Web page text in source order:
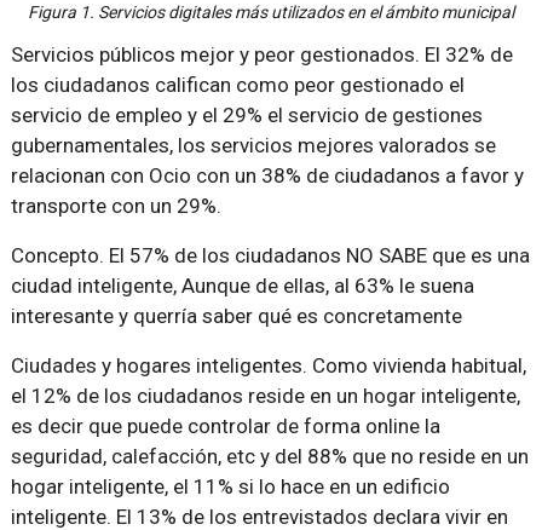
Figura 1. Servicios digitales más utilizados en el ámbito municipal
Servicios públicos mejor y peor gestionados. El 32% de
los ciudadanos califican como peor gestionado el
servicio de empleo y el 29% el servicio de gestiones
gubernamentales, los servicios mejores valorados se
relacionan con Ocio con un 38% de ciudadanos a favor y
transporte con un 29%.
Concepto. El 57% de los ciudadanos NO SABE que es una
ciudad inteligente, Aunque de ellas, al 63% le suena
interesante y querría saber qué es concretamente
Ciudades y hogares inteligentes. Como vivienda habitual,
el 12% de los ciudadanos reside en un hogar inteligente,
es decir que puede controlar de forma online la
seguridad, calefacción, etc y del 88% que no reside en un
hogar inteligente, el 11% si lo hace en un edificio
inteligente. El 13% de los entrevistados declara vivir en